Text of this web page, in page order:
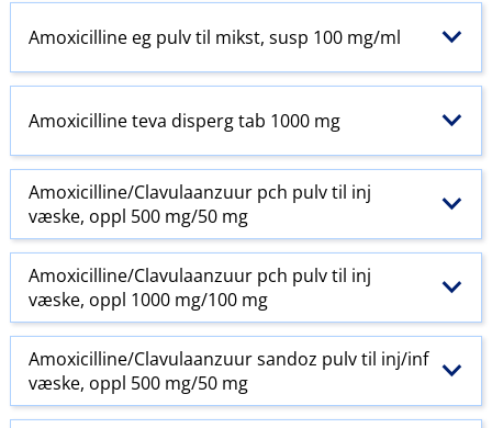
Amoxicilline eg pulv til mikst, susp 100 mg/ml
Amoxicilline teva disperg tab 1000 mg
Amoxicilline​/​Clavulaanzuur pch pulv til inj
væske, oppl 500 mg/50 mg
Amoxicilline​/​Clavulaanzuur pch pulv til inj
væske, oppl 1000 mg/100 mg
Amoxicilline​/​Clavulaanzuur sandoz pulv til inj​/​inf
væske, oppl 500 mg/50 mg